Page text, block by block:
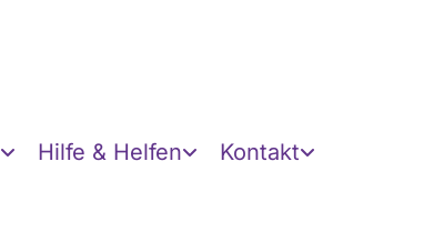
Hilfe & Helfen Kontakt